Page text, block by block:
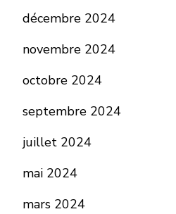
décembre 2024
novembre 2024
octobre 2024
septembre 2024
juillet 2024
mai 2024
mars 2024